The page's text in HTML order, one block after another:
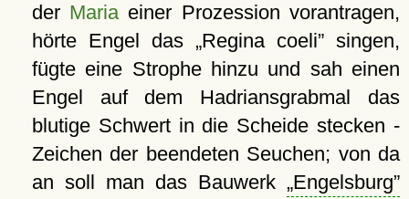
der Mariaeiner Prozession vorantragen,
hörte Engel das
Regina coeli singen,
fügte eine Strophe hinzu und sah einen
Engel auf dem Hadriansgrabmal das
blutige Schwert in die Scheide stecken -
Zeichen der beendeten Seuchen; von da
an soll man das Bauwerk
Engelsburg